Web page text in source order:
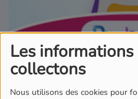
Les
collectons
Nous utilisons des cookies pour
Qui sommes-nous ?
Contact
02 avril 2026 - 00:00